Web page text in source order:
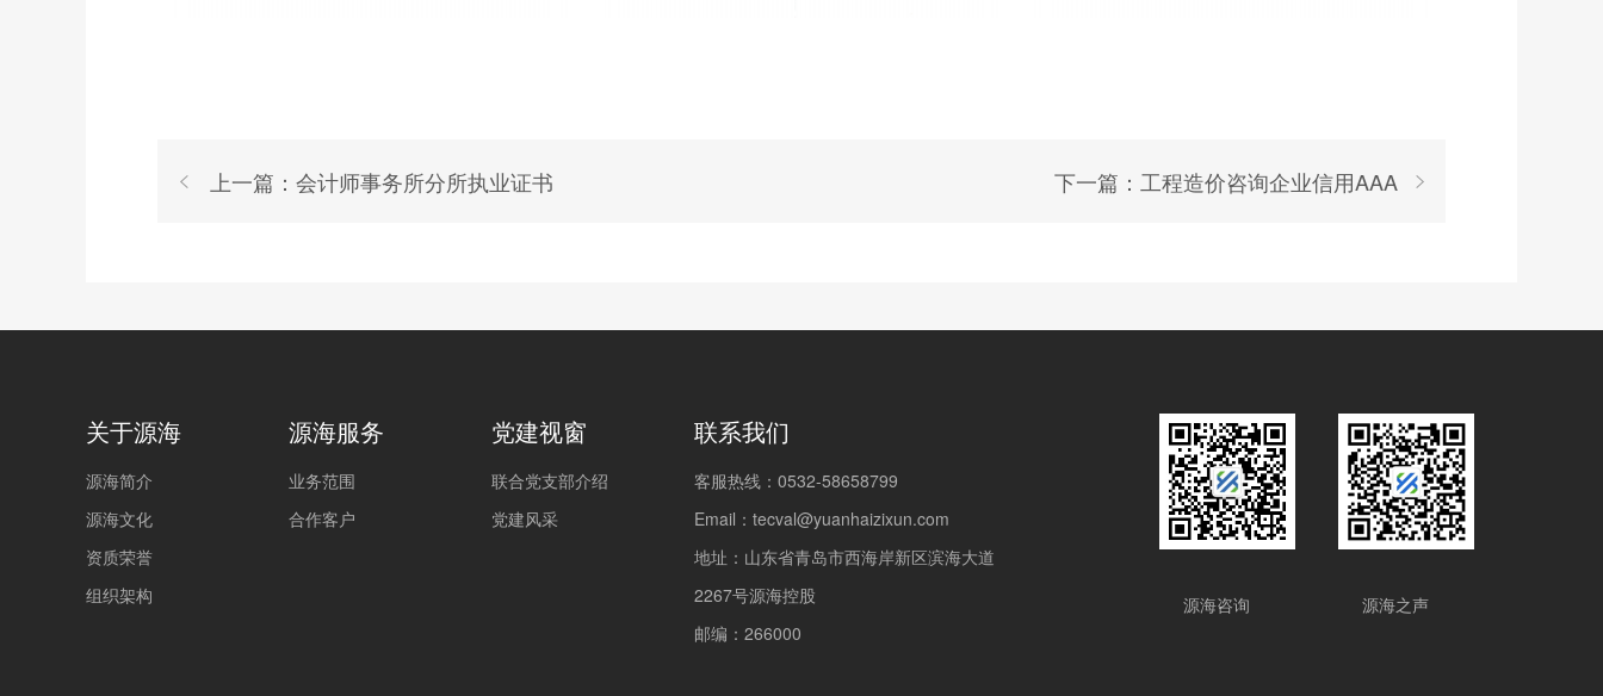
上一篇：会计师事务所分所执业证书 下一篇：工程造价咨询企业信用AAA
关于源海
源海简介
源海文化
资质荣誉
组织架构
源海服务
业务范围
合作客户
党建视窗
联合党支部介绍
党建风采
联系我们
客服热线：0532-58658799
Email： tecval@yuanhaizixun.com
地址：山东省青岛市西海岸新区滨海大道
2267号源海控股
邮编：266000
源海之声
源海咨询